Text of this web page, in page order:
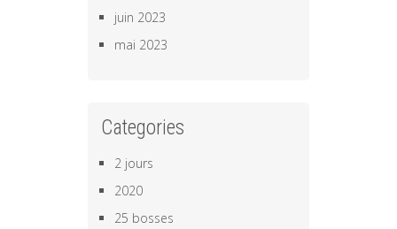
juin 2023
mai 2023
Categories
2 jours
2020
25 bosses